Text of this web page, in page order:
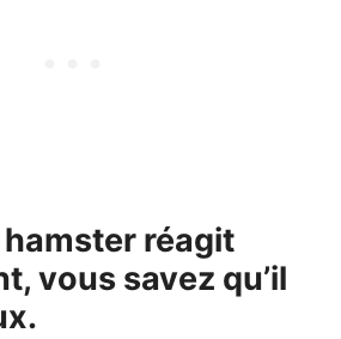
hamster réagit
vous savez qu’il